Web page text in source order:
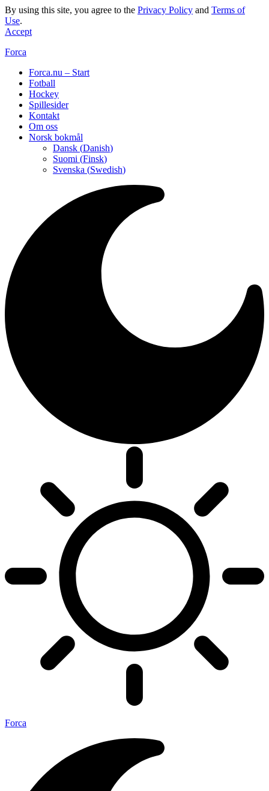
By using this site, you agree to the Privacy Policy and Terms of
Use.
Accept
Forca
Forca.nu – Start
Fotball
Hockey
Spillesider
Kontakt
Om oss
Norsk bokmål
Dansk (Danish)
Suomi (Finsk)
Svenska (Swedish)
Forca